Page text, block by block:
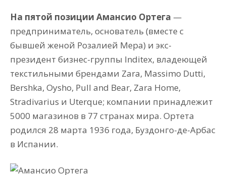
На пятой позиции Амансио Ортега —
предприниматель, основатель (вместе с
бывшей женой Розалией Мера) и экс-
президент бизнес-группы Inditex, владеющей
текстильными брендами Zara, Massimo Dutti,
Bershka, Oysho, Pull and Bear, Zara Home,
Stradivarius и Uterque; компании принадлежит
5000 магазинов в 77 странах мира. Ортета
родился 28 марта 1936 года, Буздонго-де-Арбас
в Испании.